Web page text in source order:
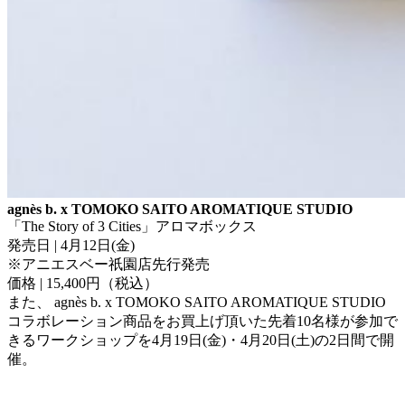
agnès b. x TOMOKO SAITO AROMATIQUE STUDIO
「The Story of 3 Cities」アロマボックス
発売日 | 4月12日(金)
※アニエスベー祇園店先行発売
価格 | 15,400円（税込）
また、 agnès b. x TOMOKO SAITO AROMATIQUE STUDIO
コラボレーション商品をお買上げ頂いた先着10名様が参加で
きるワークショップを4月19日(金)・4月20日(土)の2日間で開
催。